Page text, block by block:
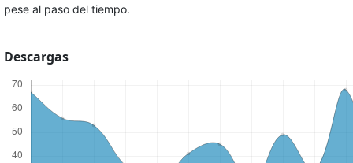
pese al paso del tiempo.
Descargas